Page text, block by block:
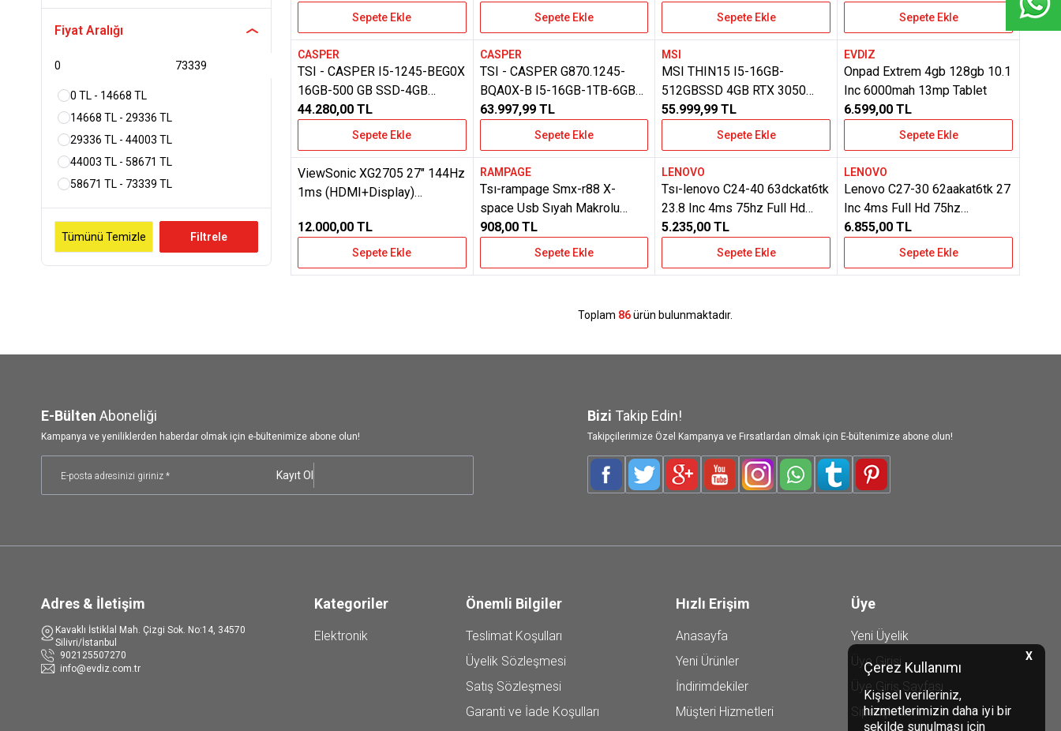
X
Çerez Kullanımı
Kişisel verileriniz,
hizmetlerimizin daha iyi bir
şekilde sunulması için
Fiyat Aralığı
0 TL - 14668 TL
14668 TL - 29336 TL
29336 TL - 44003 TL
44003 TL - 58671 TL
58671 TL - 73339 TL
Tümünü Temizle Filtrele
EKRAN-B F.DOSSepete Ekle
NOTEBOOKSepete Ekle
NB.ASUS.249 LAPTOP
Sepete Ekle Sepete Ekle
Favorilere Ekle
CASPER
TSI - CASPER I5-1245-BEG0X
16GB-500 GB SSD-4GB
NVIDIA RTX 2050 12450H
G870-B FREEDOS EXCALIBUR
NOTEBOOK
44.280,00TL
Sepete Ekle
Favorilere Ekle
CASPER
TSI - CASPER G870.1245-
BQA0X-B I5-16GB-1TB-6GB
RTX4050 EKRAN KARTI -
63.997,99TL
Sepete Ekle
Favorilere Ekle
MSI
MSI THIN15 I5-16GB-
512GBSSD 4GB RTX 3050
W11 12450H-18TR LAPTOP
55.999,99 TL
Sepete Ekle
Yeni
Favorilere Ekle
EVDIZ
Onpad Extrem 4gb 128gb 10.1
Inc 6000mah 13mp Tablet
6.599,00 TL
Sepete Ekle
Yeni
Favorilere Ekle
ViewSonic XG2705 27" 144Hz
1ms (HDMI+Display)
12.000,00TL
Sepete Ekle
Yeni
Favorilere Ekle
RAMPAGE
Tsı-rampage Smx-r88 X-
space Usb Sıyah Makrolu
Gamıng Mouse
908,00TL
Sepete Ekle
Yeni
Favorilere Ekle
LENOVO
Tsı-lenovo C24-40 63dckat6tk
23.8 Inc 4ms 75hz Full Hd
Monıtor
5.235,00 TL
Sepete Ekle
Yeni
Favorilere Ekle
LENOVO
Lenovo C27-30 62aakat6tk 27
Inc 4ms Full Hd 75hz
Freesync Monıtor
6.855,00 TL
Sepete Ekle
Toplam 86ürün bulunmaktadır.
E-Bülten Aboneliği
Kampanya ve yeniliklerden haberdar olmak için e-bültenimize abone olun!
Kayıt Ol
Bizi Takip Edin!
Takipçilerimize Özel Kampanya ve Fırsatlardan olmak için E-bültenimize abone olun!
FacebookTwitterGoogle-PlusYoutubeInstagramWhatsAppTumblrPinterest
Adres & İletişim
Kavaklı İstiklal Mah. Çizgi Sok. No:14, 34570
Silivri/İstanbul
902125507270
info@evdiz.com.tr
Kategoriler
Elektronik
Önemli Bilgiler
Teslimat Koşulları
Üyelik Sözleşmesi
Satış Sözleşmesi
Garanti ve İade Koşulları
Hızlı Erişim
Anasayfa
Yeni Ürünler
İndirimdekiler
Müşteri Hizmetleri
Üye
Yeni Üyelik
Üye Girişi
Üye Giriş Sayfası
Siparişlerim